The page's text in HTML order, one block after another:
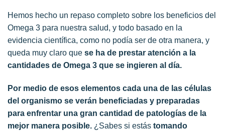
Hemos hecho un repaso completo sobre los beneficios del
Omega 3 para nuestra salud, y todo basado en la
evidencia científica, como no podía ser de otra manera, y
queda muy claro que se ha de prestar atención a la
cantidades de Omega 3 que se ingieren al día.
Por medio de esos elementos cada una de las células
del organismo se verán beneficiadas y preparadas
para enfrentar una gran cantidad de patologías de la
mejor manera posible. ¿Sabes si estás tomando